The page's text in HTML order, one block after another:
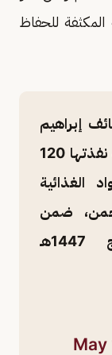
للحفاظ
إبراهيم
الحارثي: أكثر من 1276 جولة رقابية نفذتها 120
الغذائية
ضمن
May